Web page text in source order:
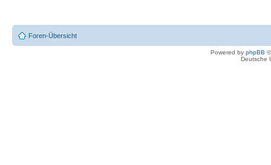
Foren-Übersicht
Powered by phpBB
Deutsche